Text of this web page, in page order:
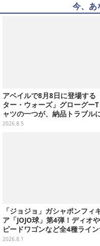
今、あ
アベイルで8月8日に登場する
ター・ウォーズ」グローグー
ャツの一つが、納品トラブル
り販売日変更へ
2026.8.5
「ジョジョ」ガシャポンフィ
ア「JOJO球」第4弾！ディオ
ピードワゴンなど全4種ライ
ップ
2026.8.1